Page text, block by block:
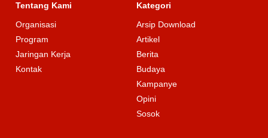
Tentang Kami
Organisasi
Program
Jaringan Kerja
Kontak
Kategori
Arsip Download
Artikel
Berita
Budaya
Kampanye
Opini
Sosok